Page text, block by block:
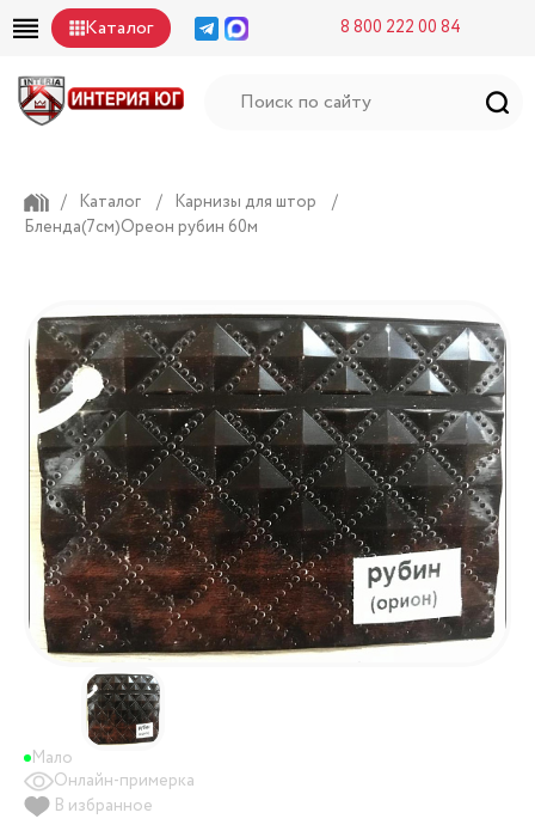
Каталог 8 800 222 00 84
/ Каталог / Карнизы для штор
/
Бленда(7см)Ореон рубин 60м
Мало
Онлайн-примерка
В избранное